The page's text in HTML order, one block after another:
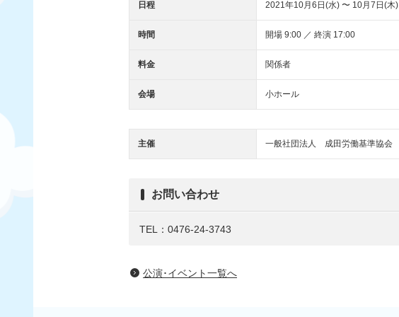
日程 2021年10月6日(水) 〜 10月7日(木)
時間 開場 9:00 ／ 終演 17:00
料金 関係者
会場 小ホール
主催 一般社団法人 成田労働基準協会
お問い合わせ
TEL：0476-24-3743
公演･イベント一覧へ